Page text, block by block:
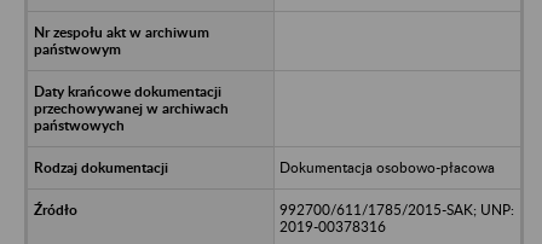
Dokumentacja osobowo-płacowa
992700/611/1785/2015-SAK; UNP:
2019-00378316